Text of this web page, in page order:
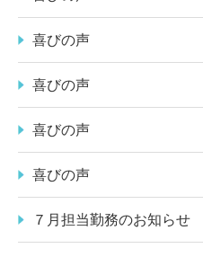
喜びの声
喜びの声
喜びの声
喜びの声
７月担当勤務のお知らせ